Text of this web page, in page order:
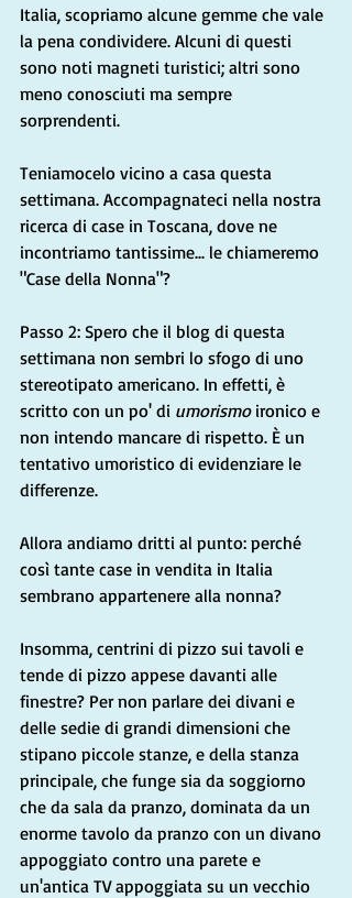
Italia, scopriamo alcune gemme che vale
la pena condividere. Alcuni di questi
sono noti magneti turistici; altri sono
meno conosciuti ma sempre
sorprendenti.
Teniamocelo vicino a casa questa
settimana. Accompagnateci nella nostra
ricerca di case in Toscana, dove ne
incontriamo tantissime... le chiameremo
"Case della Nonna"?
Passo 2: Spero che il blog di questa
settimana non sembri lo sfogo di uno
stereotipato americano. In effetti, è
scritto con un po' di umorismo ironico e
non intendo mancare di rispetto. È un
tentativo umoristico di evidenziare le
differenze.
Allora andiamo dritti al punto: perché
così tante case in vendita in Italia
sembrano appartenere alla nonna?
Insomma, centrini di pizzo sui tavoli e
tende di pizzo appese davanti alle
finestre? Per non parlare dei divani e
delle sedie di grandi dimensioni che
stipano piccole stanze, e della stanza
principale, che funge sia da soggiorno
che da sala da pranzo, dominata da un
enorme tavolo da pranzo con un divano
appoggiato contro una parete e
un'antica TV appoggiata su un vecchio